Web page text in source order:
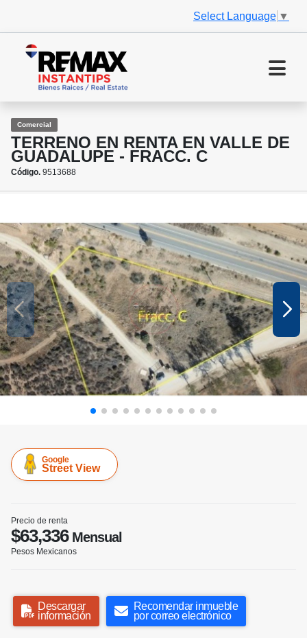
Select Language ▼
Comercial
TERRENO EN RENTA EN VALLE DE
GUADALUPE - FRACC. C
Código. 9513688
Google
Street View
Precio de renta
$63,336Mensual
Pesos Mexicanos
Descargar
información
Recomendar inmueble
por correo electrónico